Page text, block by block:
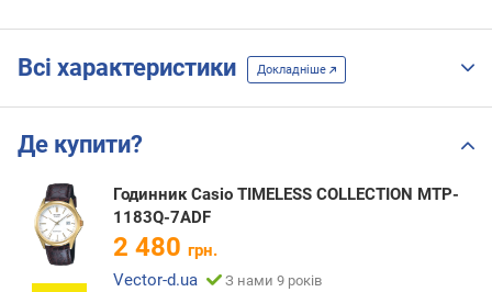
Всі характеристики Докладніше
Де купити?
Годинник Casio TIMELESS COLLECTION MTP-
1183Q-7ADF
2 480 грн.
Vector-d.ua
З нами 9 років